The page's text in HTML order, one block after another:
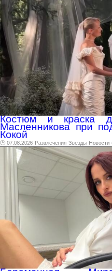
Костюм и краска
Масленникова при
Кокой
🕑 07.08.2026 Развлечения Звезды Новости